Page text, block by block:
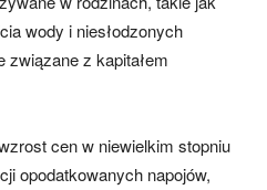
wody i niesłodzonych
związane z kapitałem
cen w niewielkim stopniu
opodatkowanych napojów,